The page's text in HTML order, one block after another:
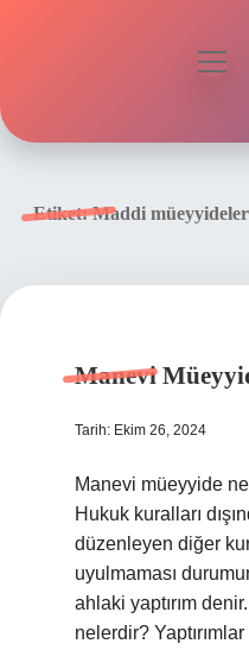
Etiket:Maddi
Manevi
Tarih: Ekim 26, 2024
Manevi müeyyide
Hukuk kuralları
düzenleyen diğer
uyulmaması
ahlaki yaptırım
nelerdir?